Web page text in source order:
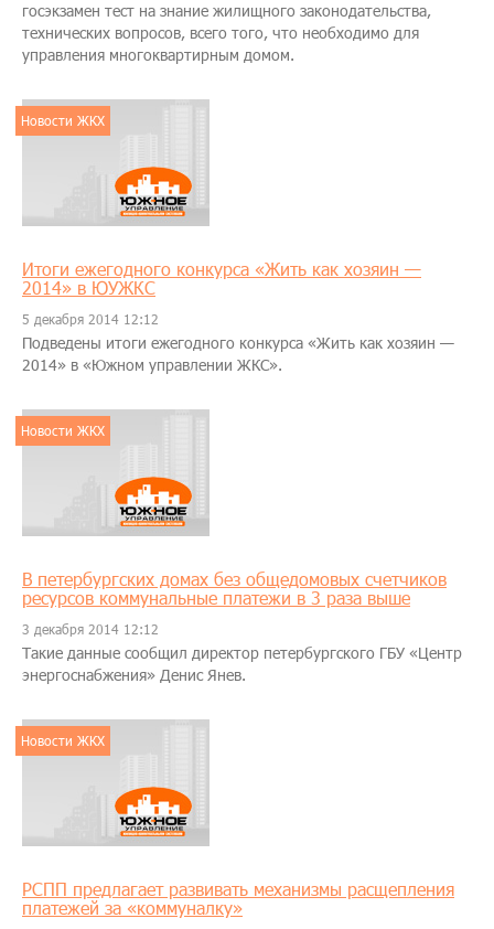
госэкзамен тест на знание жилищного законодательства,
технических вопросов, всего того, что необходимо для
управления многоквартирным домом.
Новости ЖКХ
Итоги ежегодного конкурса «Жить как хозяин —
2014» в ЮУЖКС
5 декабря 2014 12:12
Подведены итоги ежегодного конкурса «Жить как хозяин —
2014» в «Южном управлении ЖКС».
Новости ЖКХ
В петербургских домах без общедомовых счетчиков
ресурсов коммунальные платежи в 3 раза выше
3 декабря 2014 12:12
Такие данные сообщил директор петербургского ГБУ «Центр
энергоснабжения» Денис Янев.
Новости ЖКХ
РСПП предлагает развивать механизмы расщепления
платежей за «коммуналку»